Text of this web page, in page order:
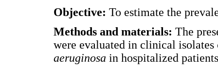
Objective: To estimate the
Methods and materials: The
were evaluated in clinical
aeruginosa in hospitalized